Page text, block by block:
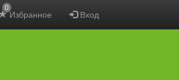
Избранное
0
Вход